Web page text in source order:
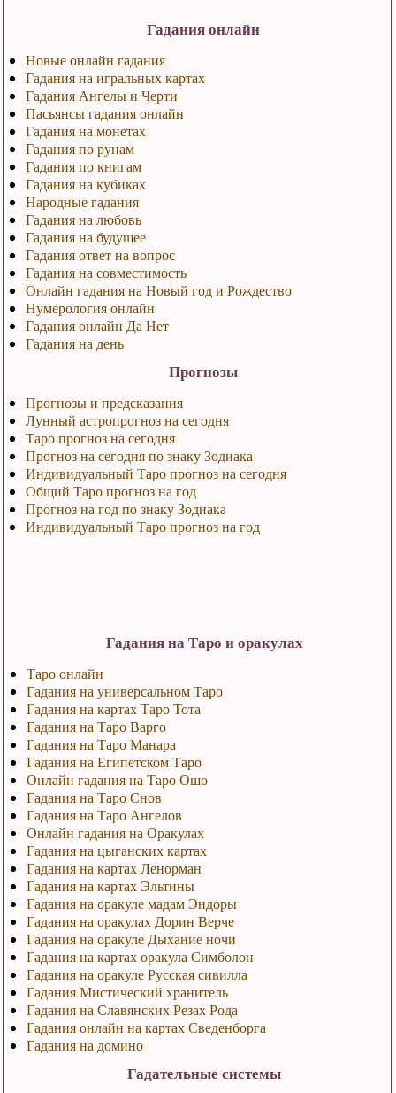
Гадания онлайн
Новые онлайн гадания
Гадания на игральных картах
Гадания Ангелы и Черти
Пасьянсы гадания онлайн
Гадания на монетах
Гадания по рунам
Гадания по книгам
Гадания на кубиках
Народные гадания
Гадания на любовь
Гадания на будущее
Гадания ответ на вопрос
Гадания на совместимость
Онлайн гадания на Новый год и Рождество
Нумерология онлайн
Гадания онлайн Да Нет
Гадания на день
Прогнозы
Прогнозы и предсказания
Лунный астропрогноз на сегодня
Таро прогноз на сегодня
Прогноз на сегодня по знаку Зодиака
Индивидуальный Таро прогноз на сегодня
Общий Таро прогноз на год
Прогноз на год по знаку Зодиака
Индивидуальный Таро прогноз на год
Гадания на Таро и оракулах
Таро онлайн
Гадания на универсальном Таро
Гадания на картах Таро Тота
Гадания на Таро Варго
Гадания на Таро Манара
Гадания на Египетском Таро
Онлайн гадания на Таро Ошо
Гадания на Таро Снов
Гадания на Таро Ангелов
Онлайн гадания на Оракулах
Гадания на цыганских картах
Гадания на картах Ленорман
Гадания на картах Эльтины
Гадания на оракуле мадам Эндоры
Гадания на оракулах Дорин Верче
Гадания на оракуле Дыхание ночи
Гадания на картах оракула Симболон
Гадания на оракуле Русская сивилла
Гадания Мистический хранитель
Гадания на Славянских Резах Рода
Гадания онлайн на картах Сведенборга
Гадания на домино
Гадательные системы